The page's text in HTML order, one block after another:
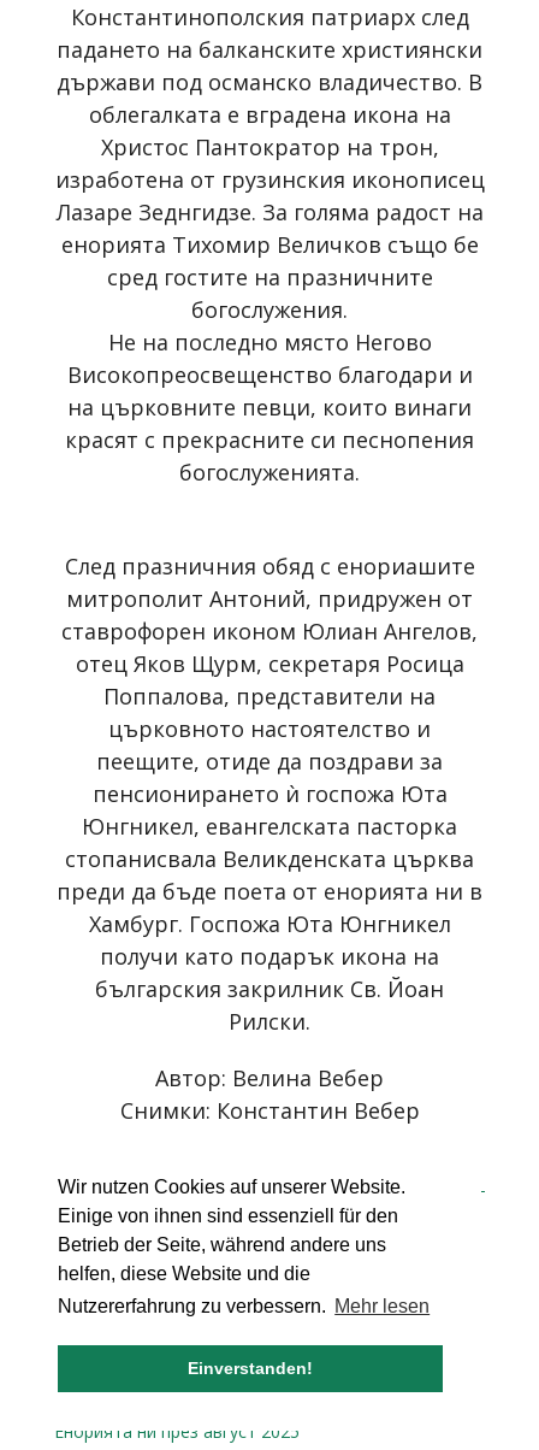
Wir nutzen Cookies auf unserer Website.
Einige von ihnen sind essenziell für den
Betrieb der Seite, während andere uns
helfen, diese Website und die
Nutzererfahrung zu verbessern. Mehr lesen
Einverstanden!
Константинополския патриарх след
падането на балканските християнски
държави под османско владичество. В
облегалката е вградена икона на
Христос Пантократор на трон,
изработена от грузинския иконописец
Лазаре Зеднгидзе. За голяма радост на
енорията Тихомир Величков също бе
сред гостите на празничните
богослужения.
Не на последно място Негово
Високопреосвещенство благодари и
на църковните певци, които винаги
красят с прекрасните си песнопения
богослуженията.
След празничния обяд с енориашите
митрополит Антоний, придружен от
ставрофорен иконом Юлиан Ангелов,
отец Яков Щурм, секретаря Росица
Поппалова, представители на
църковното настоятелство и
пеещите, отиде да поздрави за
пенсионирането ѝ госпожа Юта
Юнгникел, евангелската пасторка
стопанисвала Великденската църква
преди да бъде поета от енорията ни в
Хамбург. Госпожа Юта Юнгникел
получи като подарък икона на
българския закрилник Св. Йоан
Рилски.
Автор: Велина Вебер
Снимки: Константин Вебер
Още статии ...
Посрещане на частица от светите мощи на св.
Енорията ни през октомври 2025
Енорията ни през август 2025